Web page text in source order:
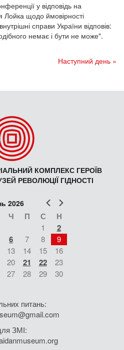
у відповідь на
Лойка щодо ймовірності
справи України відповів:
немає і бути не може".
Наступний день »
КОМПЛЕКС ГЕРОЇВ
РЕВОЛЮЦІЇ ГІДНОСТІ
Попер
2026
Ч П С Н
1 2
6 7 8
9
13 14 15
16
20 21 22
23
27 28 29
30
питань:
ЗМІ: